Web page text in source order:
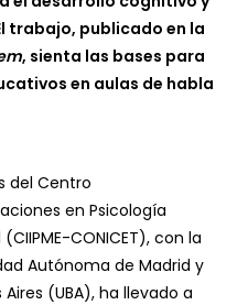
trabajo, publicado en la
, sienta las bases para
en aulas de habla
del Centro
en Psicología
CONICET), con la
Autónoma de Madrid y
(UBA), ha llevado a